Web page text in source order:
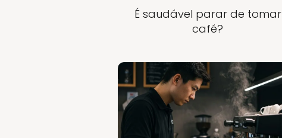
É saudável parar de tomar
café?